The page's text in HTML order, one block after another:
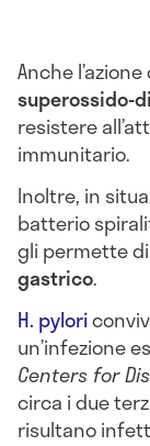
Anche
superossido-
resistere
immunitario.
Inoltre, in
batterio
gli permette di
gastrico.
H. pylori
un’infezione
Centers for
circa i due
risultano